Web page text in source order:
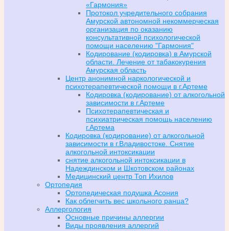
«Гармония»
Протокол учредительного собрания
Амурской автономной некоммерческая
организация по оказанию
консультативной психологической
помощи населению "Гармония"
Кодирование (кодировка) в Амурской
области. Лечение от табакокурения
Амурская область
Центр анонимной наркологической и
психотерапевтической помощи в г.Артеме
Кодировка (кодирование) от алкогольной
зависимости в г.Артеме
Психотерапевтическая и
психиатрическая помощь населению
г.Артема
Кодировка (кодирование) от алкогольной
зависимости в г.Владивостоке. Снятие
алкогольной интоксикации
снятие алкогольной интоксикации в
Надеждинском и Шкотовском районах
Медицинский центр Топ Ихилов
Ортопедия
Ортопедическая подушка Асония
Как облегчить вес школьного ранца?
Аллергология
Основные причины аллергии
Виды проявления аллергий